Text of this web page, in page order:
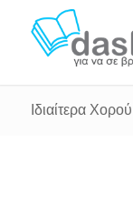
Ιδιαίτερα